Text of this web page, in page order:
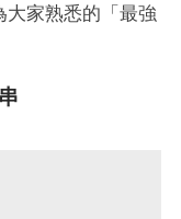
家熟悉的「最強